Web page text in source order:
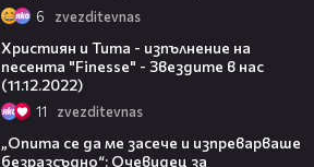
6 zvezditevnas
Християн и Тита - изпълнение на
песента "Finesse" - Звездите в нас
(11.12.2022)
11 zvezditevnas
„Опита се да ме засече и изпреварваше
безразсъдно“: Очевидец за